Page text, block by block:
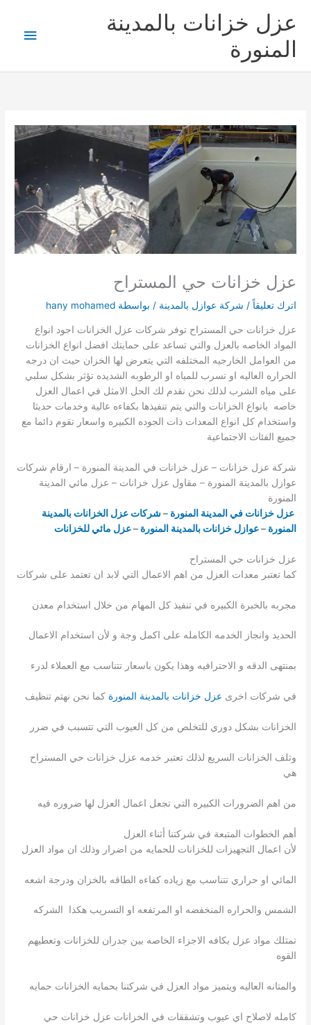
المحتوى
عزل خزانات بالمدينة
المنورة
عزل خزانات حي المستراح
اترك تعليقاً / شركة عوازل بالمدينة / بواسطة hany mohamed
عزل خزانات حي المستراح توفر شركات عزل الخزانات اجود انواع
المواد الخاصه بالعزل والتي تساعد على حمايتك افضل انواع الخزانات
من العوامل الخارجيه المختلفه التي يتعرض لها الخزان حيث ان درجه
الحراره العاليه او تسرب للمياه او الرطوبه الشديده تؤثر بشكل سلبي
على مياه الشرب لذلك نحن نقدم لك الحل الامثل في اعمال العزل
خاصه بانواع الخزانات والتي يتم تنفيذها بكفاءه عالية وخدمات حديثا
واستخدام كل انواع المعدات ذات الجوده الكبيره واسعار تقوم دائما مع
جميع الفئات الاجتماعية
شركة عزل خزانات – عزل خزانات في المدينة المنورة – ارقام شركات
عوازل بالمدينة المنورة – مقاول عزل خزانات – عزل مائي المدينة
المنورة
عزل خزانات في المدينة المنورة –شركات عزل الخزانات بالمدينة
المنورة –عوازل خزانات بالمدينة المنورة –عزل مائي للخزانات
عزل خزانات حي المستراح
كما تعتبر معدات العزل من اهم الاعمال التي لابد ان تعتمد على شركات
مجربه بالخبرة الكبيره في تنفيذ كل المهام من خلال استخدام معدن
الحديد وانجاز الخدمه الكامله على اكمل وجة و لأن استخدام الاعمال
بمنتهى الدقه و الاحترافيه وهذا يكون باسعار تتناسب مع العملاء لدرء
في شركات اخرى عزل خزانات بالمدينة المنورة كما نحن نهتم تنظيف
الخزانات بشكل دوري للتخلص من كل العيوب التي تتسبب في ضرر
وتلف الخزانات السريع لذلك تعتبر خدمه عزل خزانات حي المستراح
هي
من اهم الضرورات الكبيره التي تجعل اعمال العزل لها ضروره فيه
أهم الخطوات المتبعة في شركتنا أثناء العزل
لأن اعمال التجهيزات للخزانات للحمايه من اضرار وذلك ان مواد العزل
المائي او حراري تتناسب مع زياده كفاءه الطاقه بالخزان ودرجة اشعه
الشمس والحراره المنخفضه او المرتفعه او التسريب هكذا الشركه
تمتلك مواد عزل بكافه الاجزاء الخاصه بين جدران للخزانات وتعطيهم
القوه
والمتانه العاليه ويتميز مواد العزل في شركتنا بحمايه الخزانات حمايه
كامله لاصلاح اي عيوب وتشققات في الخزانات عزل خزانات حي